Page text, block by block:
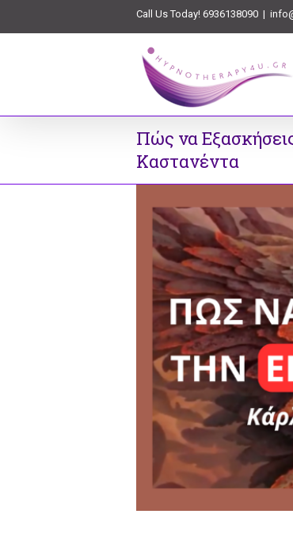
Call Us Today! 6936138090 |
Πώς να
Καστανέντα